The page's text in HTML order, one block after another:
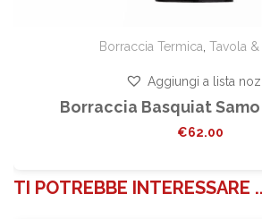
Borraccia Termica Tavola &
Aggiungi a lista
Borraccia Basquiat
€62.00
TI POTREBBE INTERESSARE